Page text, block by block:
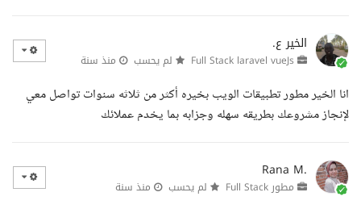
الخير ع.
لم يحسب منذ سنة
انا الخير مطور تطبيقات الويب بخيره أكثر من ثلاثه سنوات تواصل معي
لإنجاز مشروعك بطريقه سهله وجزابه بما يخدم عملائك
Rana M.
مطور Full Stack لم يحسب منذ سنة